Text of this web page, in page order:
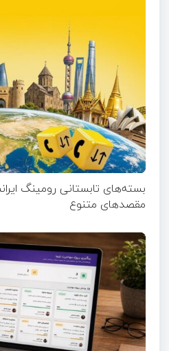
بسته‌های تابستانی رومینگ
مقصدهای متنوع